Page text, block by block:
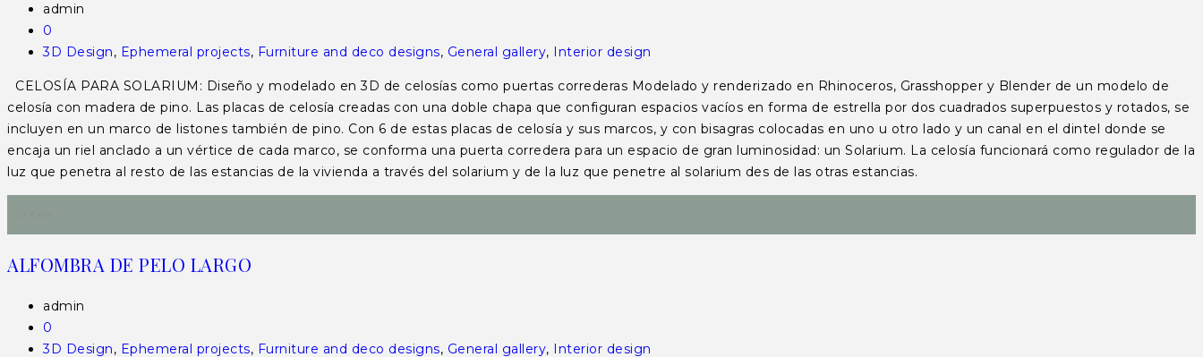
admin
0
3D Design, Ephemeral projects, Furniture and deco designs, General gallery, Interior design
CELOSÍA PARA SOLARIUM: Diseño y modelado en 3D de celosías como puertas correderas Modelado y renderizado en Rhinoceros, Grasshopper y Blender de un modelo de
celosía con madera de pino. Las placas de celosía creadas con una doble chapa que configuran espacios vacíos en forma de estrella por dos cuadrados superpuestos y rotados, se
incluyen en un marco de listones también de pino. Con 6 de estas placas de celosía y sus marcos, y con bisagras colocadas en uno u otro lado y un canal en el dintel donde se
encaja un riel anclado a un vértice de cada marco, se conforma una puerta corredera para un espacio de gran luminosidad: un Solarium. La celosía funcionará como regulador de la
luz que penetra al resto de las estancias de la vivienda a través del solarium y de la luz que penetre al solarium des de las otras estancias.
ALFOMBRA DE PELO LARGO
admin
0
3D Design, Ephemeral projects, Furniture and deco designs, General gallery, Interior design